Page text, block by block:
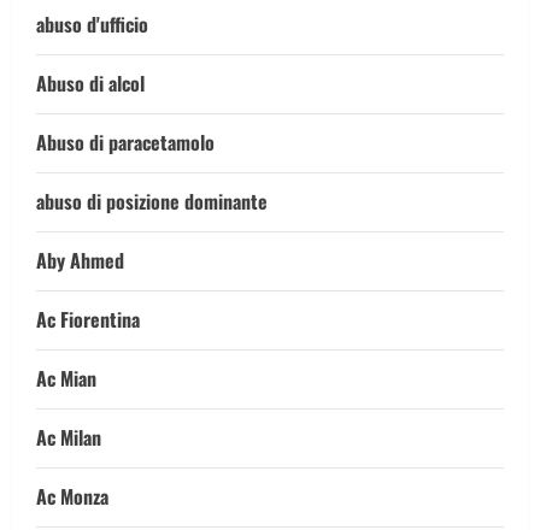
abuso d'ufficio
Abuso di alcol
Abuso di paracetamolo
abuso di posizione dominante
Aby Ahmed
Ac Fiorentina
Ac Mian
Ac Milan
Ac Monza